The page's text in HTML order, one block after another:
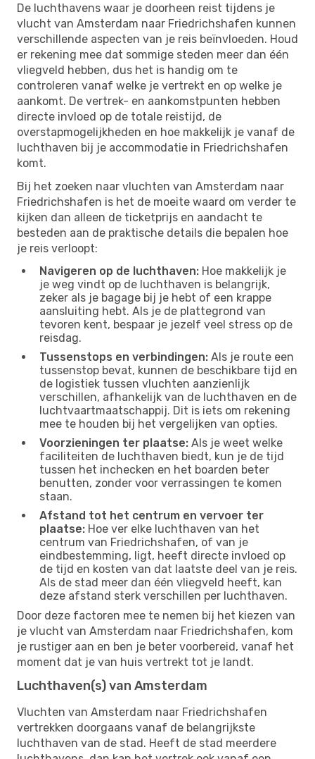
De luchthavens waar je doorheen reist tijdens je
vlucht van Amsterdam naar Friedrichshafen kunnen
verschillende aspecten van je reis beïnvloeden. Houd
er rekening mee dat sommige steden meer dan één
vliegveld hebben, dus het is handig om te
controleren vanaf welke je vertrekt en op welke je
aankomt. De vertrek- en aankomstpunten hebben
directe invloed op de totale reistijd, de
overstapmogelijkheden en hoe makkelijk je vanaf de
luchthaven bij je accommodatie in Friedrichshafen
komt.
Bij het zoeken naar vluchten van Amsterdam naar
Friedrichshafen is het de moeite waard om verder te
kijken dan alleen de ticketprijs en aandacht te
besteden aan de praktische details die bepalen hoe
je reis verloopt:
Navigeren op de luchthaven: Hoe makkelijk je
je weg vindt op de luchthaven is belangrijk,
zeker als je bagage bij je hebt of een krappe
aansluiting hebt. Als je de plattegrond van
tevoren kent, bespaar je jezelf veel stress op de
reisdag.
Tussenstops en verbindingen: Als je route een
tussenstop bevat, kunnen de beschikbare tijd en
de logistiek tussen vluchten aanzienlijk
verschillen, afhankelijk van de luchthaven en de
luchtvaartmaatschappij. Dit is iets om rekening
mee te houden bij het vergelijken van opties.
Voorzieningen ter plaatse: Als je weet welke
faciliteiten de luchthaven biedt, kun je de tijd
tussen het inchecken en het boarden beter
benutten, zonder voor verrassingen te komen
staan.
Afstand tot het centrum en vervoer ter
plaatse: Hoe ver elke luchthaven van het
centrum van Friedrichshafen, of van je
eindbestemming, ligt, heeft directe invloed op
de tijd en kosten van dat laatste deel van je reis.
Als de stad meer dan één vliegveld heeft, kan
deze afstand sterk verschillen per luchthaven.
Door deze factoren mee te nemen bij het kiezen van
je vlucht van Amsterdam naar Friedrichshafen, kom
je rustiger aan en ben je beter voorbereid, vanaf het
moment dat je van huis vertrekt tot je landt.
Luchthaven(s) van Amsterdam
Vluchten van Amsterdam naar Friedrichshafen
vertrekken doorgaans vanaf de belangrijkste
luchthaven van de stad. Heeft de stad meerdere